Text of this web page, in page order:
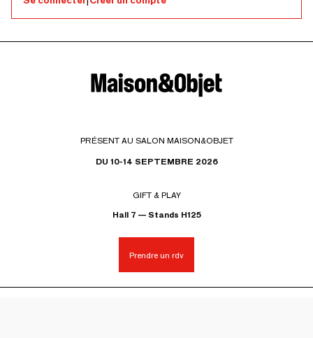
PRÉSENT AU SALON MAISON&OBJET
DU 10-14 SEPTEMBRE 2026
GIFT & PLAY
Hall 7 — Stands H125
Prendre un rdv